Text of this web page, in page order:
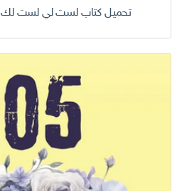
تحميل كتاب لست لي لست لك pdf النسخة الاصلية